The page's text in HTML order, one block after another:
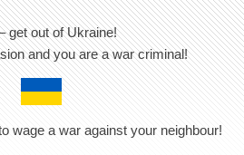
get out of Ukraine!
and you are a war criminal!
wage a war against your neighbour!